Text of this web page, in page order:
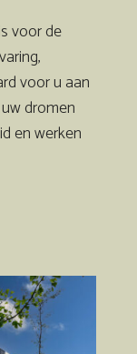
voor de
voor u aan
dromen
en werken